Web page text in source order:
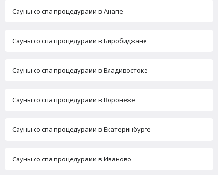
Сауны со спа процедурами в Анапе
Сауны со спа процедурами в Биробиджане
Сауны со спа процедурами в Владивостоке
Сауны со спа процедурами в Воронеже
Сауны со спа процедурами в Екатеринбурге
Сауны со спа процедурами в Иваново